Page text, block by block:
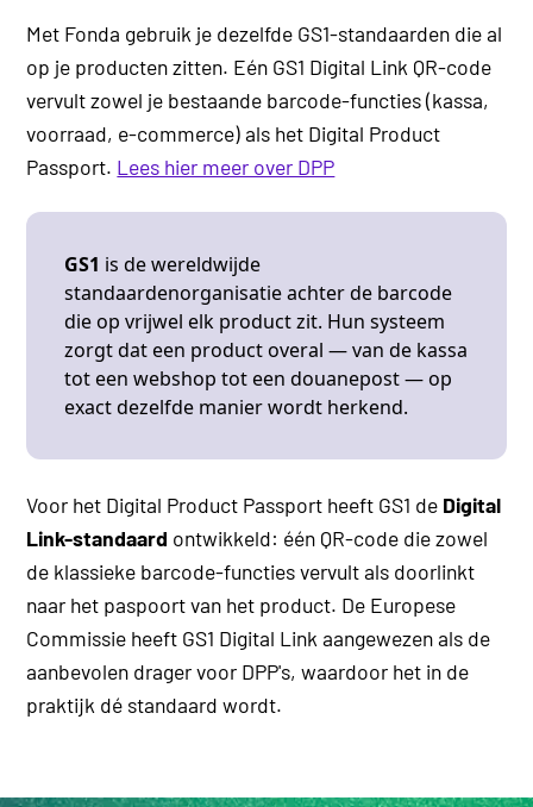
Met Fonda gebruik je dezelfde GS1-standaarden die al
op je producten zitten. Eén GS1 Digital Link QR-code
vervult zowel je bestaande barcode-functies (kassa,
voorraad, e-commerce) als het Digital Product
Passport. Lees hier meer over DPP
GS1 is de wereldwijde
standaardenorganisatie achter de barcode
die op vrijwel elk product zit. Hun systeem
zorgt dat een product overal — van de kassa
tot een webshop tot een douanepost — op
exact dezelfde manier wordt herkend.
Voor het Digital Product Passport heeft GS1 de Digital
Link-standaard ontwikkeld: één QR-code die zowel
de klassieke barcode-functies vervult als doorlinkt
naar het paspoort van het product. De Europese
Commissie heeft GS1 Digital Link aangewezen als de
aanbevolen drager voor DPP's, waardoor het in de
praktijk dé standaard wordt.